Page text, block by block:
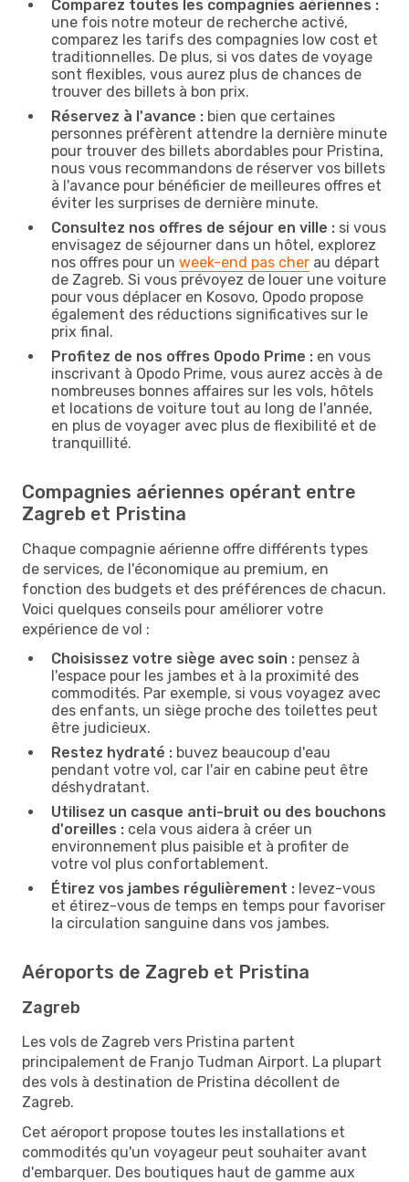
Comparez toutes les compagnies aériennes :
une fois notre moteur de recherche activé,
comparez les tarifs des compagnies low cost et
traditionnelles. De plus, si vos dates de voyage
sont flexibles, vous aurez plus de chances de
trouver des billets à bon prix.
Réservez à l'avance : bien que certaines
personnes préfèrent attendre la dernière minute
pour trouver des billets abordables pour Pristina,
nous vous recommandons de réserver vos billets
à l'avance pour bénéficier de meilleures offres et
éviter les surprises de dernière minute.
Consultez nos offres de séjour en ville : si vous
envisagez de séjourner dans un hôtel, explorez
nos offres pour un week-end pas cher au départ
de Zagreb. Si vous prévoyez de louer une voiture
pour vous déplacer en Kosovo, Opodo propose
également des réductions significatives sur le
prix final.
Profitez de nos offres Opodo Prime : en vous
inscrivant à Opodo Prime, vous aurez accès à de
nombreuses bonnes affaires sur les vols, hôtels
et locations de voiture tout au long de l'année,
en plus de voyager avec plus de flexibilité et de
tranquillité.
Compagnies aériennes opérant entre
Zagreb et Pristina
Chaque compagnie aérienne offre différents types
de services, de l'économique au premium, en
fonction des budgets et des préférences de chacun.
Voici quelques conseils pour améliorer votre
expérience de vol :
Choisissez votre siège avec soin : pensez à
l'espace pour les jambes et à la proximité des
commodités. Par exemple, si vous voyagez avec
des enfants, un siège proche des toilettes peut
être judicieux.
Restez hydraté : buvez beaucoup d'eau
pendant votre vol, car l'air en cabine peut être
déshydratant.
Utilisez un casque anti-bruit ou des bouchons
d'oreilles : cela vous aidera à créer un
environnement plus paisible et à profiter de
votre vol plus confortablement.
Étirez vos jambes régulièrement : levez-vous
et étirez-vous de temps en temps pour favoriser
la circulation sanguine dans vos jambes.
Aéroports de Zagreb et Pristina
Zagreb
Les vols de Zagreb vers Pristina partent
principalement de Franjo Tudman Airport. La plupart
des vols à destination de Pristina décollent de
Zagreb.
Cet aéroport propose toutes les installations et
commodités qu'un voyageur peut souhaiter avant
d'embarquer. Des boutiques haut de gamme aux